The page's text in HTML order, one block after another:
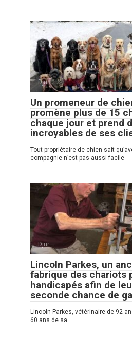
Djur
Un promeneur de
promène plus de 15
chaque jour et prend
incroyables de ses
Tout propriétaire de chien sait
compagnie n’est pas aussi facile
Djur
Lincoln Parkes, un
fabrique des chariots
handicapés afin de
seconde chance de
Lincoln Parkes, vétérinaire de 92
60 ans de sa